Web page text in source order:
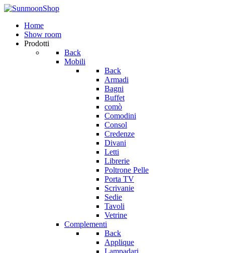
Home
Show room
Prodotti
Back
Mobili
Back
Armadi
Bagni
Buffet
comò
Comodini
Consol
Credenze
Divani
Letti
Librerie
Poltrone Pelle
Porta TV
Scrivanie
Sedie
Tavoli
Vetrine
Complementi
Back
Applique
Lampadari